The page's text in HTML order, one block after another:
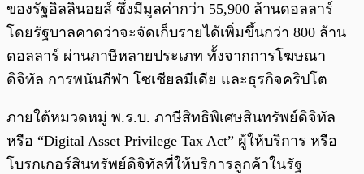
ของรัฐอิลลินอยส์ ซึ่งมีมูลค่ากว่า 55,900 ล้านดอลลาร์
โดยรัฐบาลคาดว่าจะจัดเก็บรายได้เพิ่มขึ้นกว่า 800 ล้าน
ดอลลาร์ ผ่านภาษีหลายประเภท ทั้งจากการโฆษณา
ดิจิทัล การพนันกีฬา โซเชียลมีเดีย และธุรกิจคริปโต
ภายใต้หมวดหมู่ พ.ร.บ. ภาษีสิทธิพิเศษสินทรัพย์ดิจิทัล
หรือ “Digital Asset Privilege Tax Act” ผู้ให้บริการ หรือ
โบรกเกอร์สินทรัพย์ดิจิทัลที่ให้บริการลูกค้าในรัฐ